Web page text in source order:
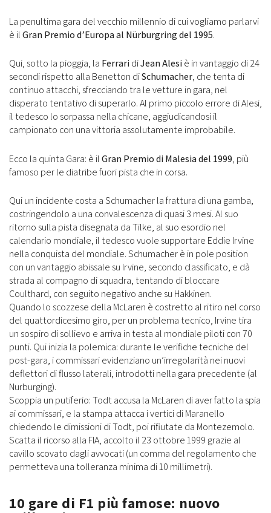
La penultima gara del vecchio millennio di cui vogliamo parlarvi
è ilGran Premio d’Europa al Nürburgring del 1995.
Qui, sotto la pioggia, la FerraridiJean Alesiè in vantaggio di 24
secondi rispetto alla Benetton diSchumacher, che tenta di
continuo attacchi, sfrecciando tra le vetture in gara, nel
disperato tentativo di superarlo. Al primo piccolo errore di Alesi,
il tedesco lo sorpassa nella chicane, aggiudicandosi il
campionato con una vittoria assolutamente improbabile.
Ecco la quinta Gara: è ilGran Premio di Malesia del 1999, più
famoso per le diatribe fuori pista che in corsa.
Qui un incidente costa a Schumacher la frattura di una gamba,
costringendolo a una convalescenza di quasi 3 mesi. Al suo
ritorno sulla pista disegnata da Tilke, al suo esordio nel
calendario mondiale, il tedesco vuole supportare Eddie Irvine
nella conquista del mondiale. Schumacher è in pole position
con un vantaggio abissale su Irvine, secondo classificato, e dà
strada al compagno di squadra, tentando di bloccare
Coulthard, con seguito negativo anche su Hakkinen.
Quando lo scozzese della McLaren è costretto al ritiro nel corso
del quattordicesimo giro, per un problema tecnico, Irvine tira
un sospiro di sollievo e arriva in testa al mondiale piloti con 70
punti. Qui inizia la polemica: durante le verifiche tecniche del
post-gara, i commissari evidenziano un’irregolarità nei nuovi
deflettori di flusso laterali, introdotti nella gara precedente (al
Nurburging).
Scoppia un putiferio: Todt accusa la McLaren di aver fatto la spia
ai commissari, e la stampa attacca i vertici di Maranello
chiedendo le dimissioni di Todt, poi rifiutate da Montezemolo.
Scatta il ricorso alla FIA, accolto il 23 ottobre 1999 grazie al
cavillo scovato dagli avvocati (un comma del regolamento che
permetteva una tolleranza minima di 10 millimetri).
10 gare di F1 più famose: nuovo